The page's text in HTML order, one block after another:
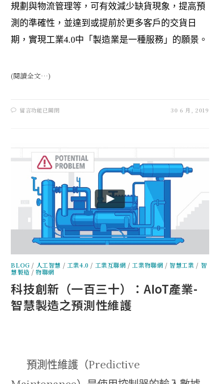
規劃與物流管理等，可有效減少缺貨現象，提高預
測的準確性，並達到或提前於更多客戶的交貨日
期，實現工業4.0中「製造業是一種服務」的願景。
(閱讀全文…)
留言功能已關閉 30 6 月, 2019
BLOG / 人工智慧 / 工業4.0 / 工業互聯網 / 工業物聯網 /智慧工業 / 智
慧製造 /物聯網
科技創新（一百三十）：AIoT產業-
智慧製造之預測性維護
預測性維護（Predictive